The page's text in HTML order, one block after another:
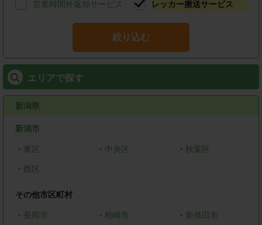
営業時間外返却サービス レッカー搬送サービス
絞り込む
エリアで探す
新潟県
新潟市
・ 東区 ・ 中央区 ・ 秋葉区
・ 西区
その他市区町村
・ 長岡市 ・ 柏崎市 ・ 新発田市